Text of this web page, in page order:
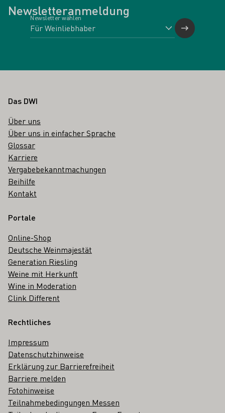
Newsletteranmeldung
Newsletter wählen
Fußbereich
Das DWI
Über uns
Über uns in einfacher Sprache
Glossar
Karriere
Vergabebekanntmachungen
Beihilfe
Kontakt
Portale
Online-Shop
Deutsche Weinmajestät
Generation Riesling
Weine mit Herkunft
Wine in Moderation
Clink Different
Rechtliches
Impressum
Datenschutzhinweise
Erklärung zur Barrierefreiheit
Barriere melden
Fotohinweise
Teilnahmebedingungen Messen